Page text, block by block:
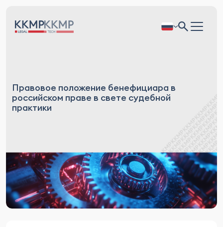
Правовое положение бенефициара в
российском праве в свете судебной
практики